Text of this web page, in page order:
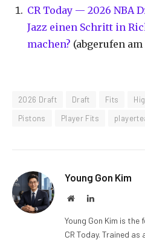
CR Today — 2026 NBA
Jazz einen Schritt in
machen? (abgerufen
2026 Draft Draft Fits
Pistons
Player Fits
Young Gon Kim
WebsiteLinkedIn
Young Gon Kim is
CR Today. Trained